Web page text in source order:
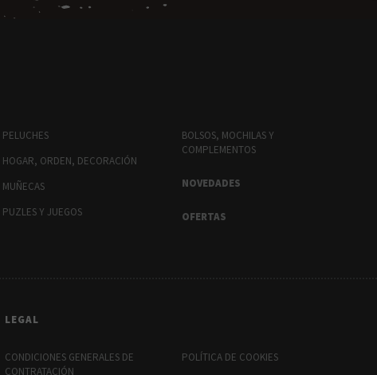
PELUCHES
HOGAR, ORDEN, DECORACIÓN
MUÑECAS
PUZLES Y JUEGOS
BOLSOS, MOCHILAS Y
COMPLEMENTOS
NOVEDADES
OFERTAS
LEGAL
CONDICIONES GENERALES DE
CONTRATACIÓN
POLÍTICA DE COOKIES